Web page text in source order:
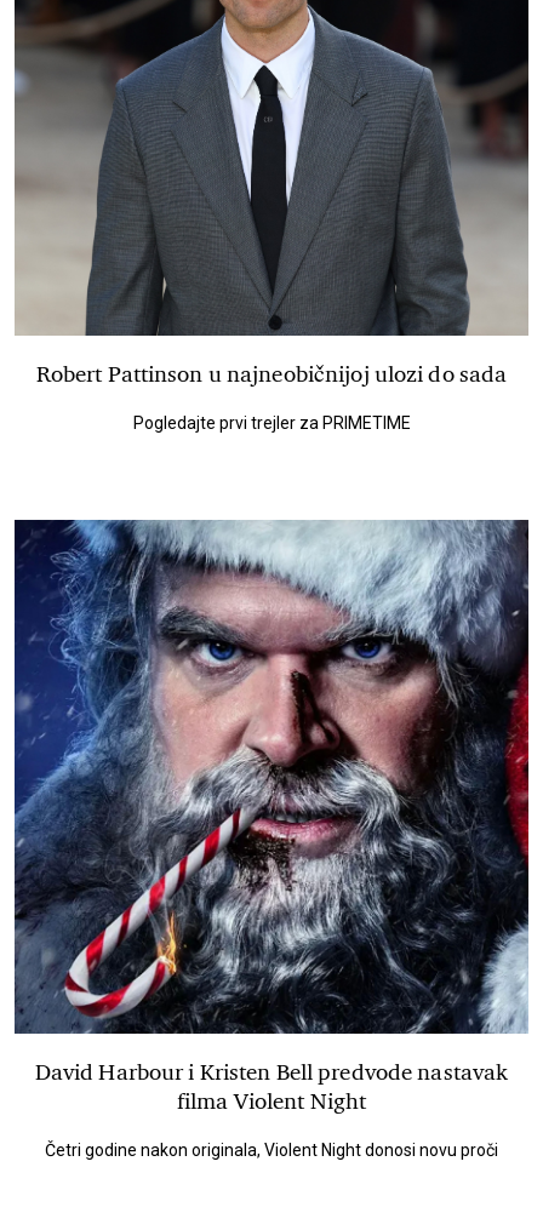
Robert Pattinson u najneobičnijoj ulozi do sada
Pogledajte prvi trejler za PRIMETIME
David Harbour i Kristen Bell predvode nastavak
filma Violent Night
Četri godine nakon originala, Violent Night donosi novu proči